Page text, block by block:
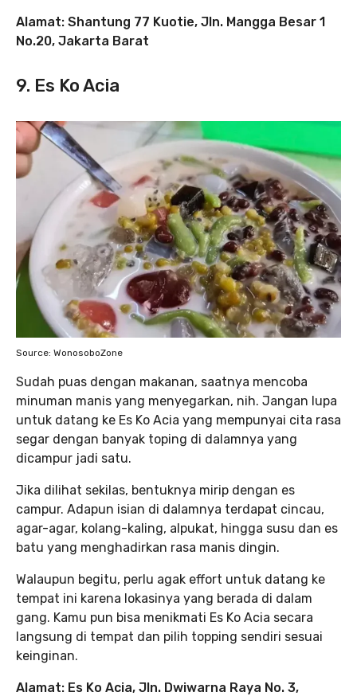
Alamat: Shantung 77 Kuotie, Jln. Mangga Besar 1
No.20, Jakarta Barat
9. Es Ko Acia
Source: WonosoboZone
Sudah puas dengan makanan, saatnya mencoba
minuman manis yang menyegarkan, nih. Jangan lupa
untuk datang ke Es Ko Acia yang mempunyai cita rasa
segar dengan banyak toping di dalamnya yang
dicampur jadi satu.
Jika dilihat sekilas, bentuknya mirip dengan es
campur. Adapun isian di dalamnya terdapat cincau,
agar-agar, kolang-kaling, alpukat, hingga susu dan es
batu yang menghadirkan rasa manis dingin.
Walaupun begitu, perlu agak effort untuk datang ke
tempat ini karena lokasinya yang berada di dalam
gang. Kamu pun bisa menikmati Es Ko Acia secara
langsung di tempat dan pilih topping sendiri sesuai
keinginan.
Alamat: Es Ko Acia, Jln. Dwiwarna Raya No. 3,